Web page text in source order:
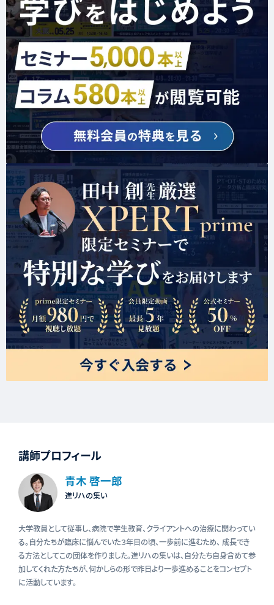
講師プロフィール
青木 啓一郎
進リハの集い
大学教員として従事し、病院で学生教育、クライアントへの治療に関わってい
る。自分たちが臨床に悩んでいた３年目の頃、一歩前に進むため、 成長でき
る方法としてこの団体を作りました。進リハの集いは、自分たち自身含めて参
加してくれた方たちが、何かしらの形で昨日より一歩進めることをコンセプト
に活動しています。